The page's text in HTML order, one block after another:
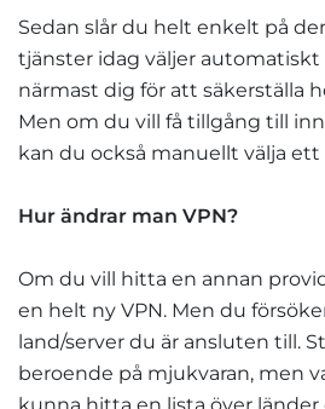
Sedan slår du helt enkelt på
tjänster idag väljer automatiskt
närmast dig för att säkerställa
Men om du vill få tillgång till
kan du också manuellt välja ett
Hur ändrar man VPN?
Om du vill hitta en annan
en helt ny VPN. Men du
land/server du är ansluten till.
beroende på mjukvaran, men